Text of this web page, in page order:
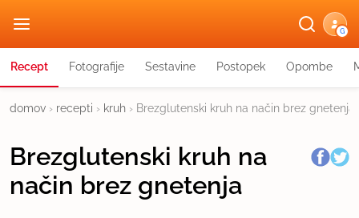
G
Recept Fotografije Sestavine Postopek Opombe
domov › recepti › kruh › Brezglutenski kruh na način brez gnetenja
Brezglutenski kruh na
način brez gnetenja